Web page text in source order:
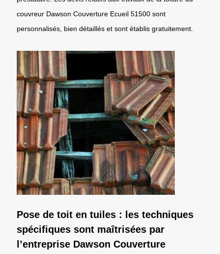
couvreur Dawson Couverture Ecueil 51500 sont
personnalisés, bien détaillés et sont établis gratuitement.
Pose de toit en tuiles : les techniques
spécifiques sont maîtrisées par
l’entreprise Dawson Couverture